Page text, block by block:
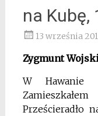
na Kubę,
13 września
Zygmunt
W Hawanie
Prześcieradło